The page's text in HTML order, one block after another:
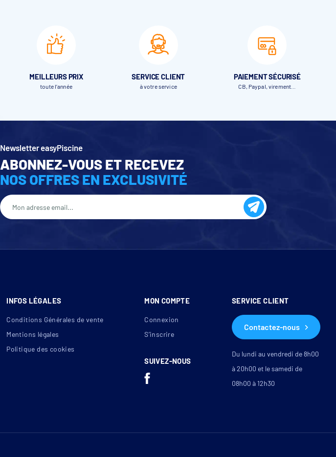
MEILLEURS PRIX
toute l’année
SERVICE CLIENT
à votre service
PAIEMENT SÉCURISÉ
CB, Paypal, virement…
Newsletter easyPiscine
ABONNEZ-VOUS ET RECEVEZ
NOS OFFRES EN EXCLUSIVITÉ
INFOS LÉGALES
Conditions Générales de vente
Mentions légales
Politique des cookies
MON COMPTE
Connexion
S’inscrire
SUIVEZ-NOUS
SERVICE CLIENT
Contactez-nous
Du lundi au vendredi de 8h00
à 20h00 et le samedi de
08h00 à 12h30